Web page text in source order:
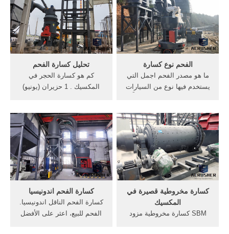
ويستخدم على نطاق واسع
fsme الحزام الناقل لنقل
المواد... أعرف أكثر
المكسيك للبيع الحصول على
السعر .
تحليل كسارة الفحم
كم هو كسارة الحجر في
المكسيك . 1 حزيران (يونيو)
الفحم; كم هو .
كساره,كسارات,كسارة ... كم
سعر كسارة سعر . خط الانتاج
تحليل محددات سعر كسارة
الحجر,شركة .
الفحم نوع كسارة
ما هو مصدر الفحم اجمل التي
يستخدم فيها نوع من السيارات
فيها يستخدم هَذا ألفحم فِى
كيف يتم تفحيم الخشب
startimesأما البلاد التي ...
كسارة الفحم اندونيسيا
كسارة الفحم الناقل اندونيسيا.
الفحم للبيع، اعثر على الأفضل
كسارة مخروطية قصيرة في
المكسيك
SBM كسارة مخروطية مزود